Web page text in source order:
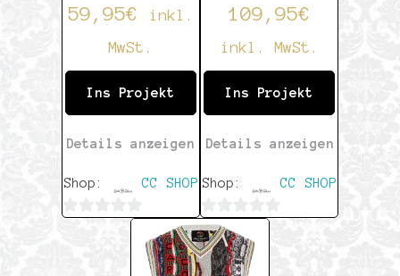
59,95€
inkl.
MwSt.
Ins Projekt
Details anzeigen
Shop: CC SHOP
109,95€
inkl. MwSt.
Ins Projekt
Details anzeigen
Shop: CC SHOP
0
von
5